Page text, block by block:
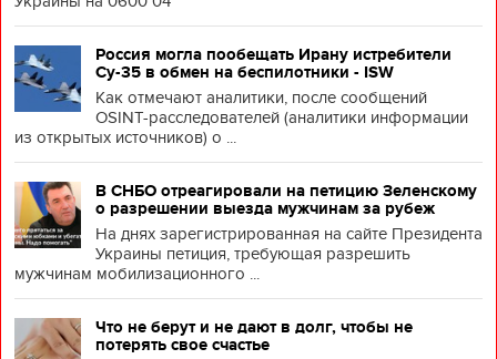
Россия могла пообещать Ирану истребители
Су-35 в обмен на беспилотники - ISW
Как отмечают аналитики, после сообщений
OSINT-расследователей (аналитики информации
из открытых источников) о ...
В СНБО отреагировали на петицию Зеленскому
о разрешении выезда мужчинам за рубеж
На днях зарегистрированная на сайте Президента
Украины петиция, требующая разрешить
мужчинам мобилизационного ...
Что не берут и не дают в долг, чтобы не
потерять свое счастье